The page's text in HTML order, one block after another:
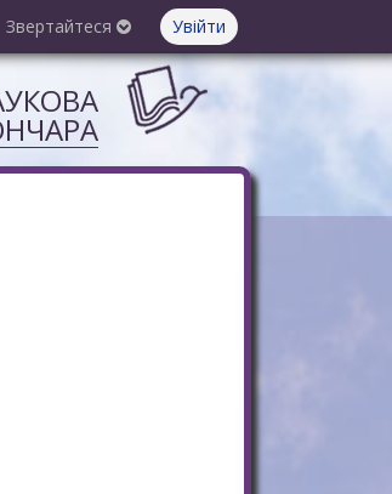
Звертайтеся Увійти